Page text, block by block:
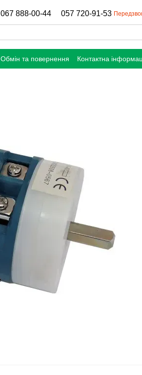
067 888-00-44 057 720-91-53
Обмін та повернення Контактна